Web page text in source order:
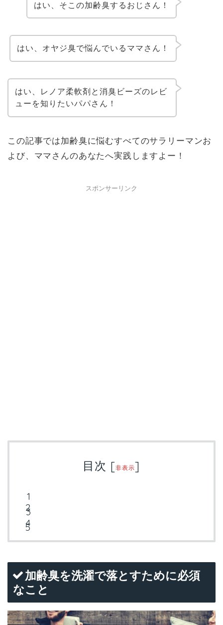
はい、そこの加齢臭するおじさん！
はい、オヤジ臭で悩んでいるママさん！
はい、レノア柔軟剤と消臭ビーズのレビ
ューを知りたいパパさん！
この記事では加齢臭に悩むすべてのサラリーマンお
よび、ママさんのあなたへ実践しますよー！
スポンサーリンク
目次 [非表示]
加齢臭を洗濯で落とすために必須
なこと